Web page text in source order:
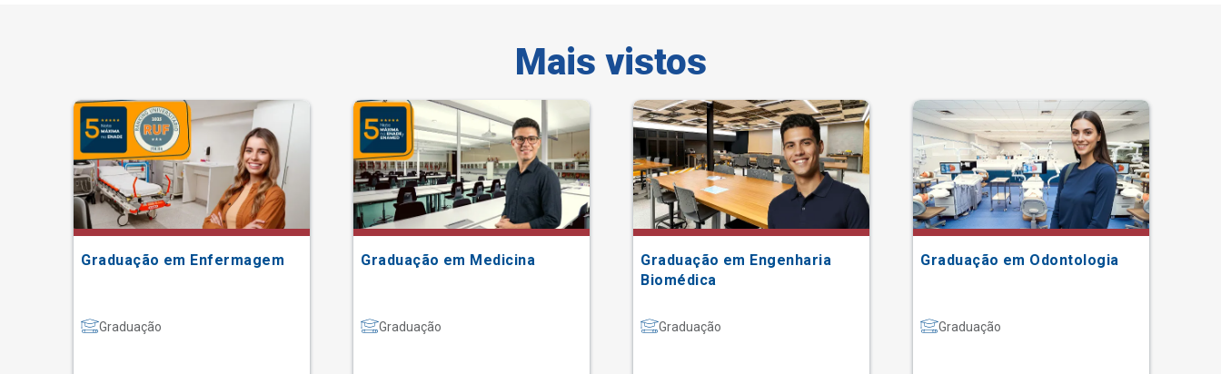
Mais vistos
Graduação em Enfermagem
Graduação
Graduação em Medicina
Graduação
Graduação em Engenharia
Biomédica
Graduação
Graduação em Odontologia
Graduação